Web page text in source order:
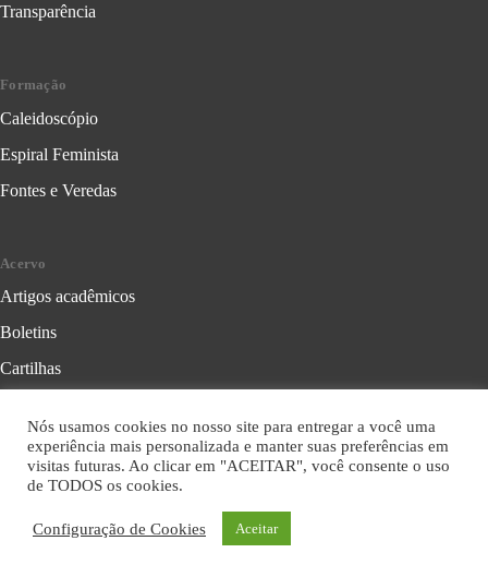
Transparência
Formação
Caleidoscópio
Espiral Feminista
Fontes e Veredas
Acervo
Artigos acadêmicos
Boletins
Cartilhas
Folhetos
Livros
Nós usamos cookies no nosso site para entregar a você uma
experiência mais personalizada e manter suas preferências em
visitas futuras. Ao clicar em "ACEITAR", você consente o uso
de TODOS os cookies.
Configuração de Cookies Aceitar